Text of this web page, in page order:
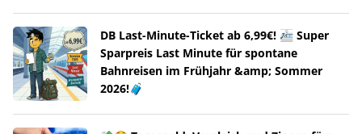
DB Last-Minute-Ticket ab 6,99€! 🚈 Super
Sparpreis Last Minute für spontane
Bahnreisen im Frühjahr &amp; Sommer
2026!🧳